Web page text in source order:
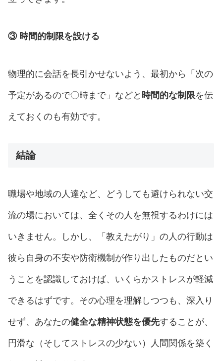
③ 時間的制限を設ける
物理的に会話を長引かせないよう、最初から「次の
予定があるので〇時まで」などと 時間的な制限を伝
えておくのも有効です。
結論
職場や地域の人達など、どうしても避けられない交
流の場においては、全くその人を無視するわけには
いきません。しかし、「教えたがり」の人の行動は
彼ら自身の不安や防衛機制が作り出したものだとい
うことを認識しておけば、いくらかストレスが軽減
できるはずです。その心理を理解しつつも、深入り
せず、あなたの健全な精神状態を優先することが、
円滑な（そしてストレスの少ない）人間関係を築く